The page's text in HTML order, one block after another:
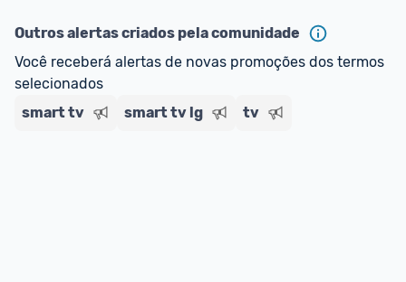
Outros alertas criados pela comunidade
Você receberá alertas de novas promoções dos termos
selecionados
smart tv
smart tv lg tv